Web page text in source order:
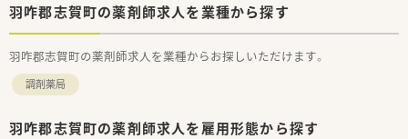
羽咋郡志賀町の薬剤師求人を業種から探す
羽咋郡志賀町の薬剤師求人を業種からお探しいただけます。
調剤薬局
羽咋郡志賀町の薬剤師求人を雇用形態から探す